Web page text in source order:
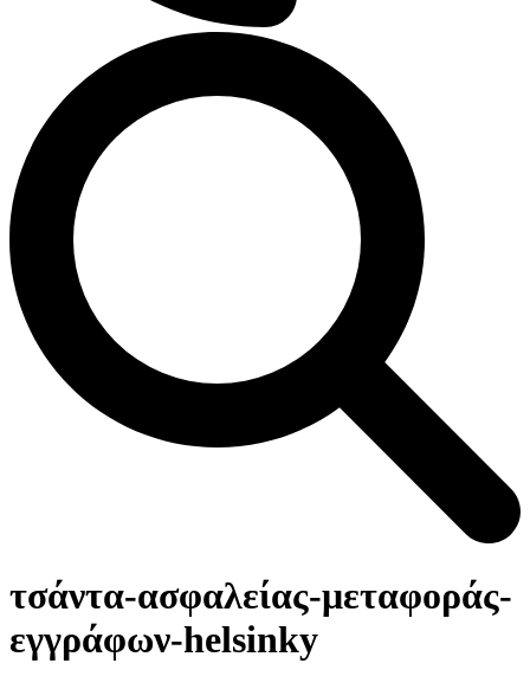
mobile
menu
mobile
menu
τσάντα-ασφαλείας-μεταφοράς-
εγγράφων-helsinky